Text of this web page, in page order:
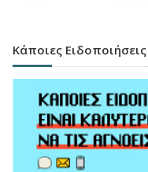
Κάποιες